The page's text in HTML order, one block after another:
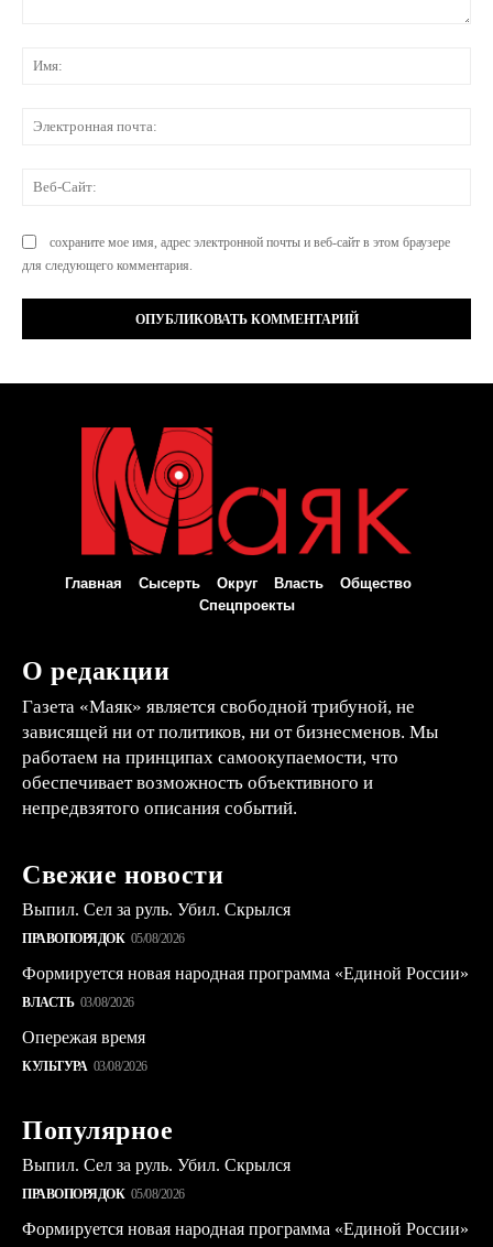
сохраните мое имя, адрес электронной почты и веб-сайт в этом браузере
для следующего комментария.
Главная Сысерть Округ Власть
Общество
Спецпроекты
О редакции
Газета «Маяк» является свободной трибуной, не
зависящей ни от политиков, ни от бизнесменов. Мы
работаем на принципах самоокупаемости, что
обеспечивает возможность объективного и
непредвзятого описания событий.
Свежие новости
Выпил. Сел за руль. Убил. Скрылся
ПРАВОПОРЯДОК 05/08/2026
Формируется новая народная программа «Единой России»
ВЛАСТЬ 03/08/2026
Опережая время
КУЛЬТУРА 03/08/2026
Популярное
Выпил. Сел за руль. Убил. Скрылся
ПРАВОПОРЯДОК 05/08/2026
Формируется новая народная программа «Единой России»